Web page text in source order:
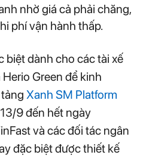
nhờ giá cả phải chăng,
phí vận hành thấp.
biệt dành cho các tài xế
Green để kinh
Xanh SM Platform
9 đến hết ngày
và các đối tác ngân
đặc biệt được thiết kế